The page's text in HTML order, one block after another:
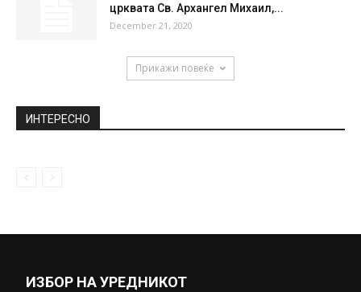
црквата Св. Архангел Михаил,...
December 21, 2020
Прикажи повеќе
ИНТЕРЕСНО
ИЗБОР НА УРЕДНИКОТ